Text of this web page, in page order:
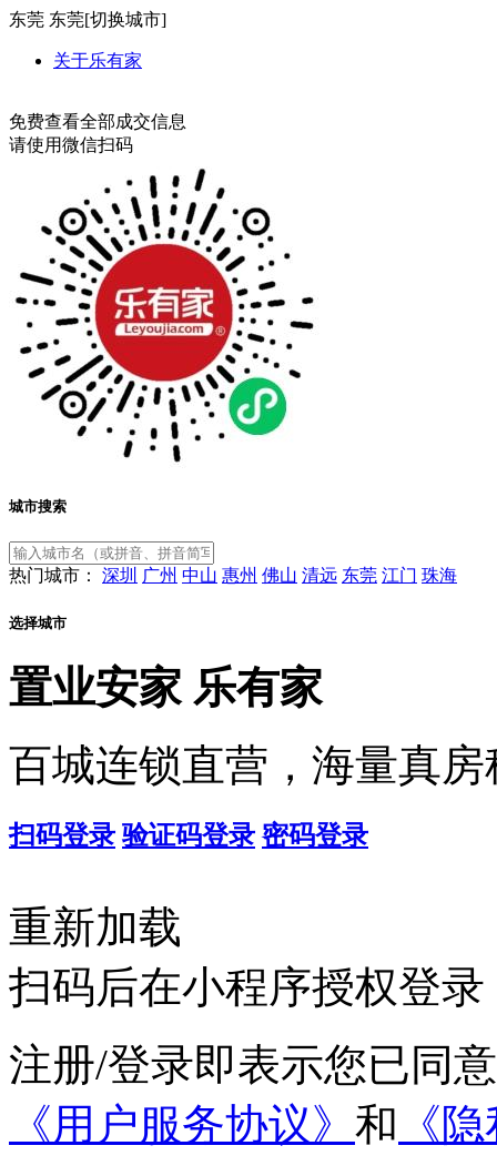
东莞 东莞[切换城市]
关于乐有家
免费查看全部成交信息
请使用微信扫码
城市搜索
热门城市： 深圳 广州 中山 惠州 佛山 清远 东莞 江门 珠海
选择城市
置业安家 乐有家
百城连锁直营，海量真房
扫码登录 验证码登录 密码登录
重新加载
扫码后在小程序授权登录
注册/登录即表示您已同
《用户服务协议》 和 《